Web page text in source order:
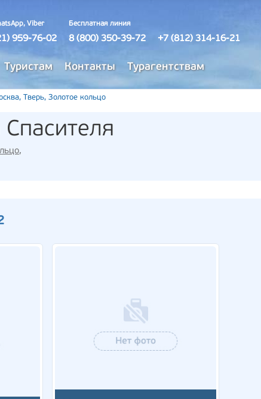
Viber
959-76-02
Бесплатная линия
8 (800) 350-39-72 +7 (812) 314-16-21
Туристам Контакты Турагентствам
Тверь, Золотое кольцо
,